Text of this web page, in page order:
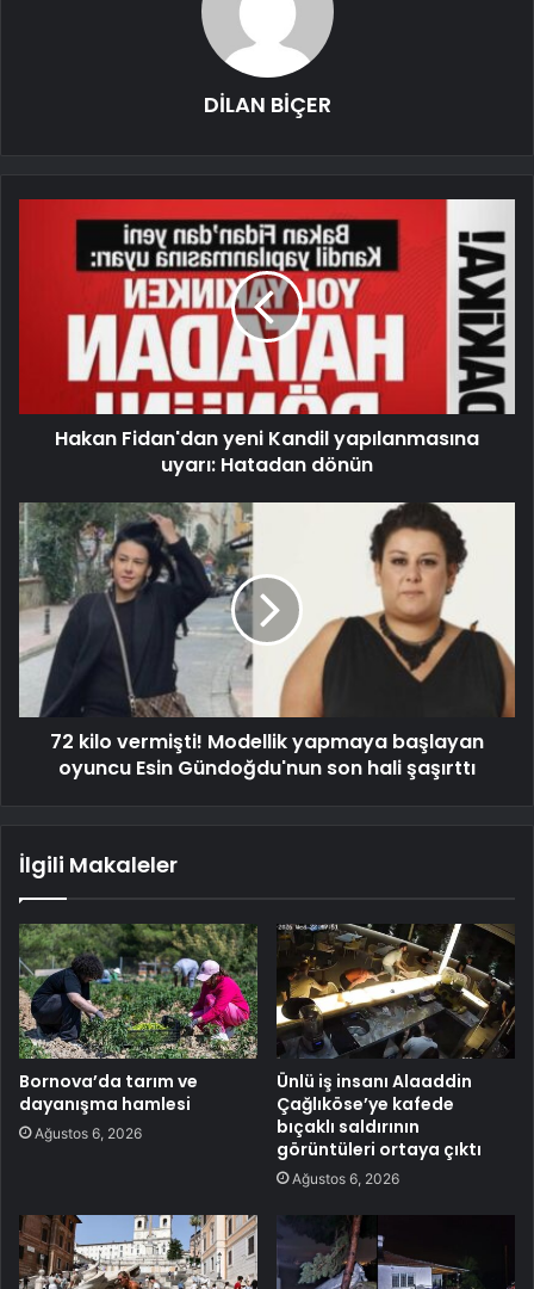
DİLAN BİÇER
Hakan Fidan'dan yeni Kandil yapılanmasına
uyarı: Hatadan dönün
72 kilo vermişti! Modellik yapmaya başlayan
oyuncu Esin Gündoğdu'nun son hali şaşırttı
İlgili Makaleler
Bornova’da tarım ve
dayanışma hamlesi
Ağustos 6, 2026
Ünlü iş insanı Alaaddin
Çağlıköse’ye kafede
bıçaklı saldırının
görüntüleri ortaya çıktı
Ağustos 6, 2026